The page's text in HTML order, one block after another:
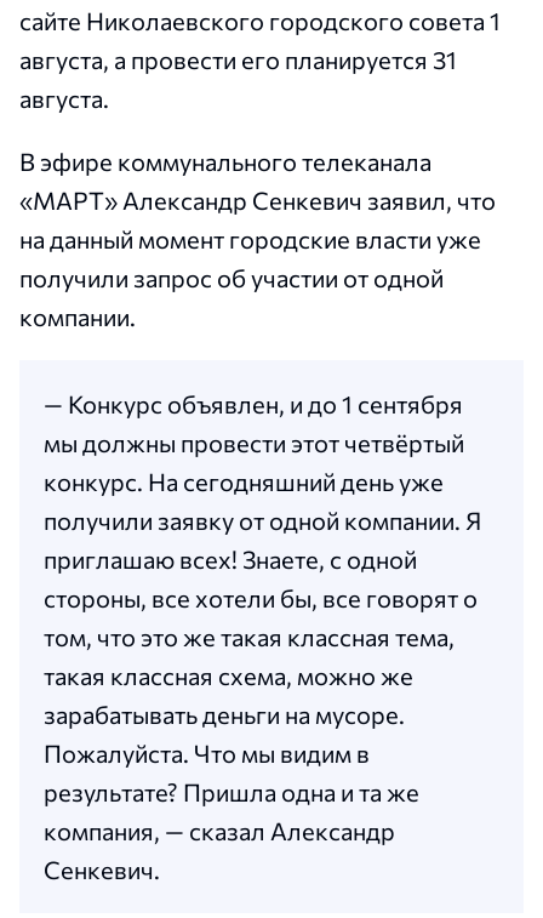
сайте Николаевского городского совета 1
августа, а провести его планируется 31
августа.
В эфире коммунального телеканала
«МАРТ» Александр Сенкевич заявил, что
на данный момент городские власти уже
получили запрос об участии от одной
компании.
— Конкурс объявлен, и до 1 сентября
мы должны провести этот четвёртый
конкурс. На сегодняшний день уже
получили заявку от одной компании. Я
приглашаю всех! Знаете, с одной
стороны, все хотели бы, все говорят о
том, что это же такая классная тема,
такая классная схема, можно же
зарабатывать деньги на мусоре.
Пожалуйста. Что мы видим в
результате? Пришла одна и та же
компания, — сказал Александр
Сенкевич.